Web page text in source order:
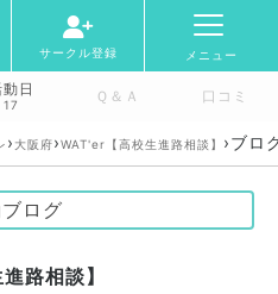
サークル登録 メニュー
日
17 Ｑ＆Ａ 口コミ
› 大阪府›WAT'er【高校生進路相談】 ›ブロ
ログ
路相談】